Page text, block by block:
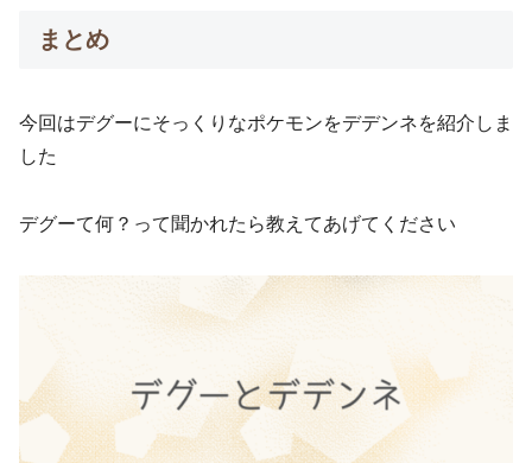
まとめ
今回はデグーにそっくりなポケモンをデデンネを紹介しま
した
デグーて何？って聞かれたら教えてあげてください